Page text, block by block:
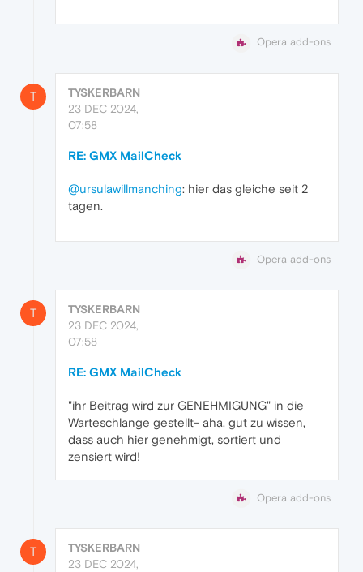
Opera add-ons
T
TYSKERBARN
23 DEC 2024,
07:58
RE: GMX MailCheck
@ursulawillmanching: hier das gleiche seit 2
tagen.
Opera add-ons
T
TYSKERBARN
23 DEC 2024,
07:58
RE: GMX MailCheck
"ihr Beitrag wird zur GENEHMIGUNG" in die
Warteschlange gestellt- aha, gut zu wissen,
dass auch hier genehmigt, sortiert und
zensiert wird!
Opera add-ons
T
TYSKERBARN
23 DEC 2024,